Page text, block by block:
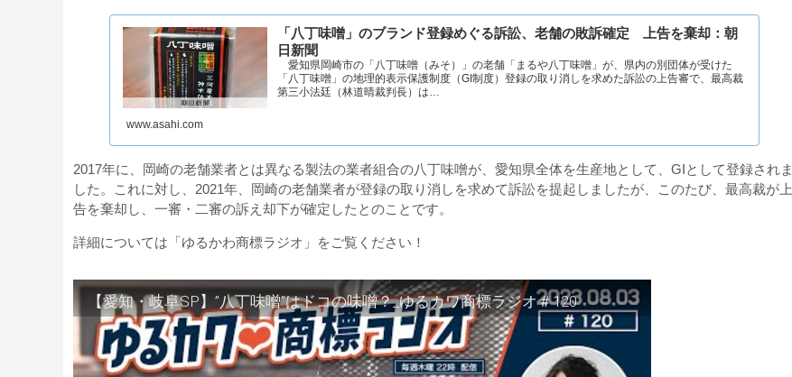
「八丁味噌」のブランド登録めぐる訴訟、老舗の敗訴確定 上告を棄却：朝
日新聞
愛知県岡崎市の「八丁味噌（みそ）」の老舗「まるや八丁味噌」が、県内の別団体が受けた
「八丁味噌」の地理的表示保護制度（GI制度）登録の取り消しを求めた訴訟の上告審で、最高裁
第三小法廷（林道晴裁判長）は…
www.asahi.com
2017年に、岡崎の老舗業者とは異なる製法の業者組合の八丁味噌が、愛知県全体を生産地として、GIとして登録されま
した。これに対し、2021年、岡崎の老舗業者が登録の取り消しを求めて訴訟を提起しましたが、このたび、最高裁が上
告を棄却し、一審・二審の訴え却下が確定したとのことです。
詳細については「ゆるかわ商標ラジオ」をご覧ください！
【愛知・岐阜SP】”八丁味噌”はドコの味噌？_ゆるカワ商標ラジオ＃120